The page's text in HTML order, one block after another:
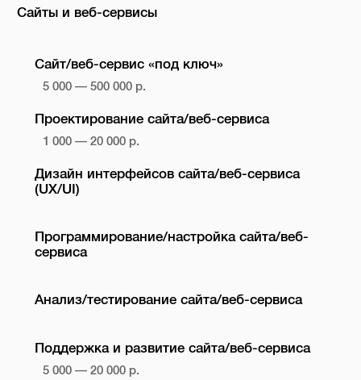
Сайты и веб-сервисы
Сайт/веб-сервис «под ключ»
5 000 — 500 000 р.
Проектирование сайта/веб-сервиса
1 000 — 20 000 р.
Дизайн интерфейсов сайта/веб-сервиса
(UX/UI)
Программирование/настройка сайта/веб-
сервиса
Анализ/тестирование сайта/веб-сервиса
Поддержка и развитие сайта/веб-сервиса
5 000 — 20 000 р.